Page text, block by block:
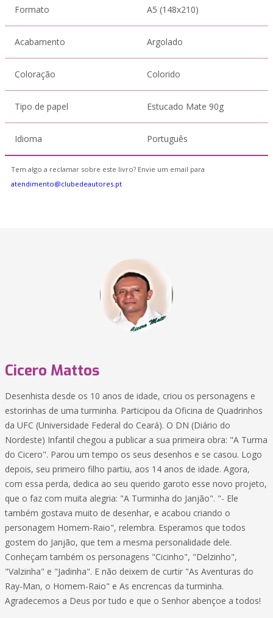
Formato A5 (148x210)
Acabamento Argolado
Coloração Colorido
Tipo de papel Estucado Mate 90g
Idioma Português
Tem algo a reclamar sobre este livro? Envie um email para
atendimento@clubedeautores.pt
Cicero Mattos
Desenhista desde os 10 anos de idade, criou os personagens e
estorinhas de uma turminha. Participou da Oficina de Quadrinhos
da UFC (Universidade Federal do Ceará). O DN (Diário do
Nordeste) Infantil chegou a publicar a sua primeira obra: "A Turma
do Cicero". Parou um tempo os seus desenhos e se casou. Logo
depois, seu primeiro filho partiu, aos 14 anos de idade. Agora,
com essa perda, dedica ao seu querido garoto esse novo projeto,
que o faz com muita alegria: "A Turminha do Janjão". "- Ele
também gostava muito de desenhar, e acabou criando o
personagem Homem-Raio", relembra. Esperamos que todos
gostem do Janjão, que tem a mesma personalidade dele.
Conheçam também os personagens "Cicinho", "Delzinho",
"Valzinha" e "Jadinha". E não deixem de curtir "As Aventuras do
Ray-Man, o Homem-Raio" e As encrencas da turminha.
Agradecemos a Deus por tudo e que o Senhor abençoe a todos!